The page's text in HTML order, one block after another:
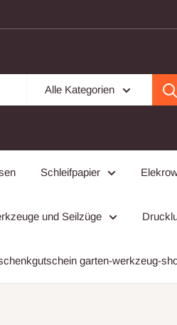
Alle Kategorien
Schleifpapier
und Seilzüge
garten-werkzeug-